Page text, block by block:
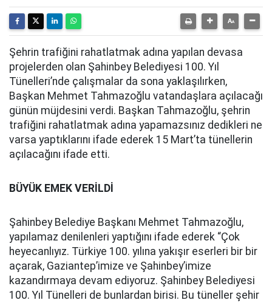
Şehrin trafiğini rahatlatmak adına yapılan devasa
projelerden olan Şahinbey Belediyesi 100. Yıl
Tünelleri’nde çalışmalar da sona yaklaşılırken,
Başkan Mehmet Tahmazoğlu vatandaşlara açılacağı
günün müjdesini verdi. Başkan Tahmazoğlu, şehrin
trafiğini rahatlatmak adına yapamazsınız dedikleri ne
varsa yaptıklarını ifade ederek 15 Mart’ta tünellerin
açılacağını ifade etti.
BÜYÜK EMEK VERİLDİ
Şahinbey Belediye Başkanı Mehmet Tahmazoğlu,
yapılamaz denilenleri yaptığını ifade ederek “Çok
heyecanlıyız. Türkiye 100. yılına yakışır eserleri bir bir
açarak, Gaziantep’imize ve Şahinbey’imize
kazandırmaya devam ediyoruz. Şahinbey Belediyesi
100. Yıl Tünelleri de bunlardan birisi. Bu tüneller şehir